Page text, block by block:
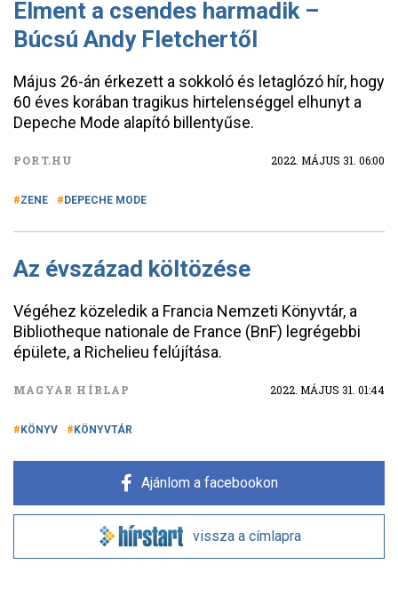
Elment a csendes harmadik –
Búcsú Andy Fletchertől
Május 26-án érkezett a sokkoló és letaglózó hír, hogy
60 éves korában tragikus hirtelenséggel elhunyt a
Depeche Mode alapító billentyűse.
PORT.HU 2022. MÁJUS 31. 06:00
ZENE DEPECHE MODE
Az évszázad költözése
Végéhez közeledik a Francia Nemzeti Könyvtár, a
Bibliotheque nationale de France (BnF) legrégebbi
épülete, a Richelieu felújítása.
MAGYAR HÍRLAP 2022. MÁJUS 31. 01:44
KÖNYV KÖNYVTÁR
Ajánlom a facebookon
vissza a címlapra